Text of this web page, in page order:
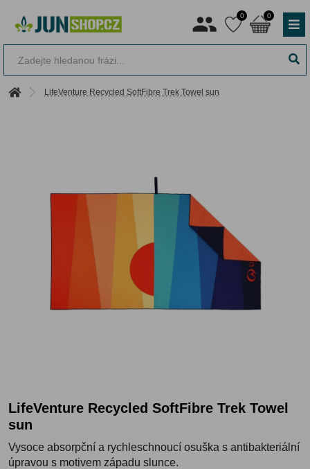
0 0
LifeVenture Recycled SoftFibre Trek Towel sun
LifeVenture Recycled SoftFibre Trek Towel
sun
Vysoce absorpční a rychleschnoucí osuška s antibakteriální
úpravou s motivem západu slunce.